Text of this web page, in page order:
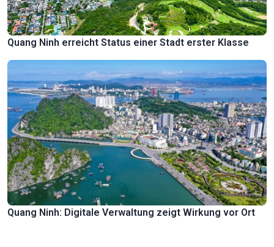
Quang Ninh erreicht Status einer Stadt erster Klasse
Quang Ninh: Digitale Verwaltung zeigt Wirkung vor Ort